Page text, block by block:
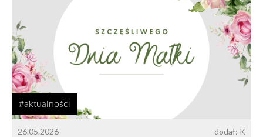
#aktualności
26.05.2026 dodał: K